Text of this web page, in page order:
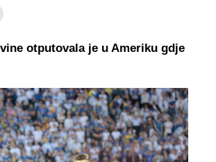
otputovala je u Ameriku gdje